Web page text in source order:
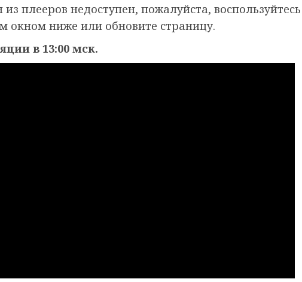
плееров недоступен, пожалуйста, воспользуйтесь
окном ниже или обновите страницу.
в 13:00 мск.